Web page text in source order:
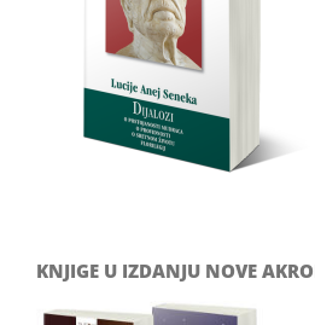
KNJIGE U IZDANJU NOVE